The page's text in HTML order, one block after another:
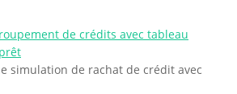
de crédits avec tableau
simulation de rachat de crédit avec